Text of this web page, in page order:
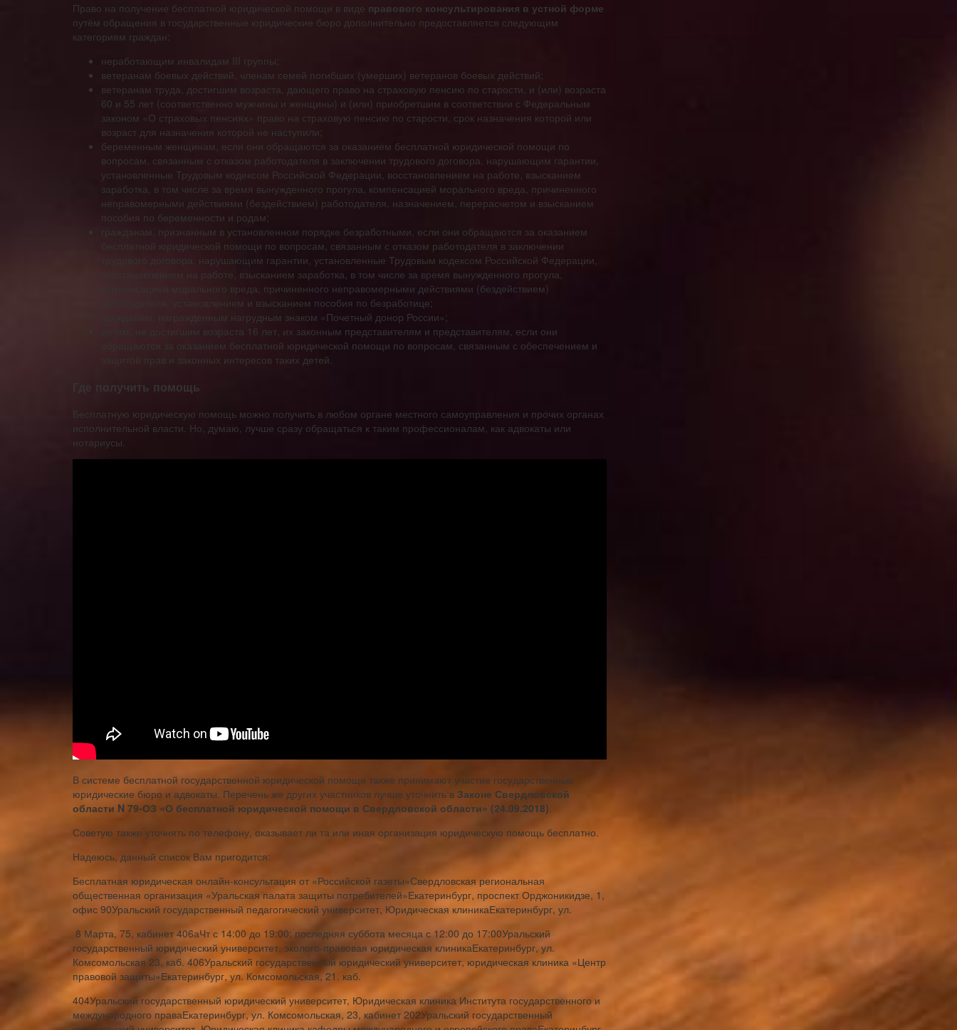
Право на получение бесплатной юридической помощи в виде правового консультирования в устной форме
путём обращения в государственные юридические бюро дополнительно предоставляется следующим
категориям граждан:
неработающим инвалидам III группы;
ветеранам боевых действий, членам семей погибших (умерших) ветеранов боевых действий;
ветеранам труда, достигшим возраста, дающего право на страховую пенсию по старости, и (или) возраста
60 и 55 лет (соответственно мужчины и женщины) и (или) приобретшим в соответствии с Федеральным
законом «О страховых пенсиях» право на страховую пенсию по старости, срок назначения которой или
возраст для назначения которой не наступили;
беременным женщинам, если они обращаются за оказанием бесплатной юридической помощи по
вопросам, связанным с отказом работодателя в заключении трудового договора, нарушающим гарантии,
установленные Трудовым кодексом Российской Федерации, восстановлением на работе, взысканием
заработка, в том числе за время вынужденного прогула, компенсацией морального вреда, причиненного
неправомерными действиями (бездействием) работодателя, назначением, перерасчетом и взысканием
пособия по беременности и родам;
гражданам, признанным в установленном порядке безработными, если они обращаются за оказанием
бесплатной юридической помощи по вопросам, связанным с отказом работодателя в заключении
трудового договора, нарушающим гарантии, установленные Трудовым кодексом Российской Федерации,
восстановлением на работе, взысканием заработка, в том числе за время вынужденного прогула,
компенсацией морального вреда, причиненного неправомерными действиями (бездействием)
работодателя, установлением и взысканием пособия по безработице;
гражданам, награжденным нагрудным знаком «Почетный донор России»;
детям, не достигшим возраста 16 лет, их законным представителям и представителям, если они
обращаются за оказанием бесплатной юридической помощи по вопросам, связанным с обеспечением и
защитой прав и законных интересов таких детей.
Где получить помощь
Бесплатную юридическую помощь можно получить в любом органе местного самоуправления и прочих органах
исполнительной власти. Но, думаю, лучше сразу обращаться к таким профессионалам, как адвокаты или
нотариусы.
В системе бесплатной государственной юридической помощи также принимают участие государственные
юридические бюро и адвокаты. Перечень же других участников лучше уточнить в Законе Свердловской
области N 79-ОЗ «О бесплатной юридической помощи в Свердловской области» (24.09.2018).
Советую также уточнять по телефону, оказывает ли та или иная организация юридическую помощь бесплатно.
Надеюсь, данный список Вам пригодится:
Бесплатная юридическая онлайн-консультация от «Российской газеты»Свердловская региональная
общественная организация «Уральская палата защиты потребителей»Екатеринбург, проспект Орджоникидзе, 1,
офис 90Уральский государственный педагогический университет, Юридическая клиникаЕкатеринбург, ул.
8 Марта, 75, кабинет 406аЧт с 14:00 до 19:00; последняя суббота месяца с 12:00 до 17:00Уральский
государственный юридический университет, эколого-правовая юридическая клиникаЕкатеринбург, ул.
Комсомольская 23, каб. 406Уральский государственный юридический университет, юридическая клиника «Центр
правовой защиты»Екатеринбург, ул. Комсомольская, 21. каб.
404Уральский государственный юридический университет, Юридическая клиника Института государственного и
международного праваЕкатеринбург, ул. Комсомольская, 23, кабинет 202Уральский государственный